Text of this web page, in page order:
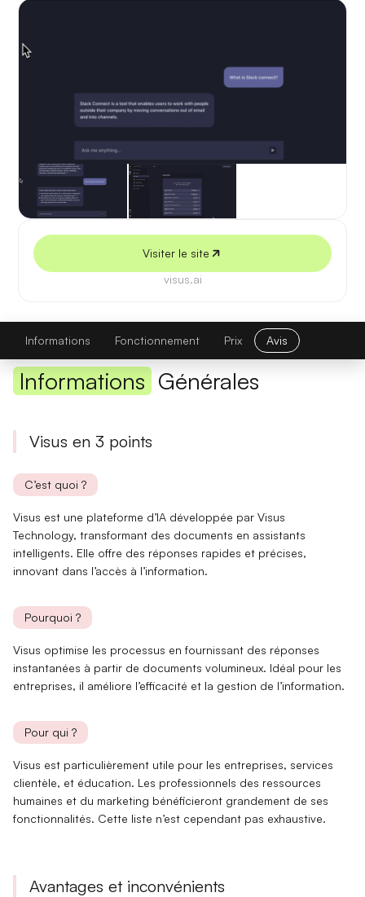
Visiter le site
visus.ai
Visus
Visiter le site
Informations
Fonctionnement Prix Avis
Informations Générales
Visus en 3 points
C’est quoi ?
Visus est une plateforme d’IA développée par Visus
Technology,transformant des documents en assistants
intelligents. Elle offre des réponses rapides et précises,
innovant dans l’accès à l’information.
Pourquoi ?
Visus optimise les processus en fournissant des réponses
instantanées à partir de documents volumineux. Idéal pour les
entreprises, il améliore l’efficacité et la gestion de l’information.
Pour qui ?
Visus est particulièrement utile pour les entreprises, services
clientèle, et éducation. Les professionnels des ressources
humaines et du marketing bénéficieront grandement de ses
fonctionnalités. Cette liste n’est cependant pas exhaustive.
Avantages et inconvénients